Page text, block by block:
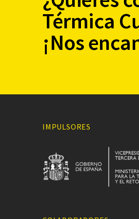
Térmica
¡Nos
IMPULSORES